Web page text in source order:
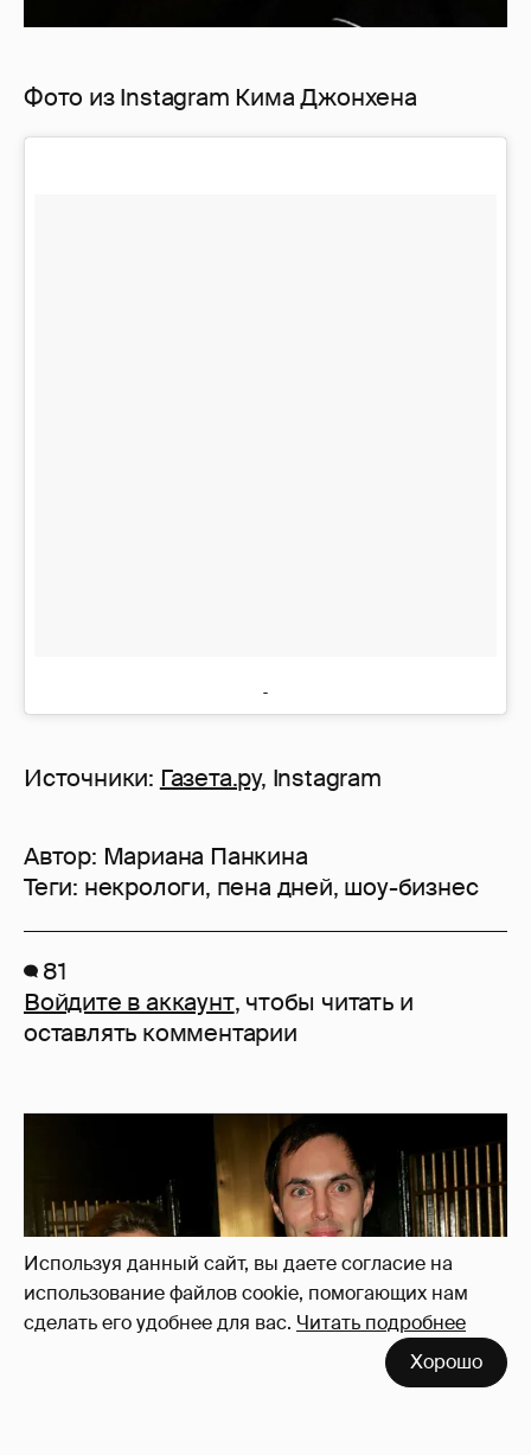
Используя данный сайт, вы даете согласие на
использование файлов cookie, помогающих нам
сделать его удобнее для вас. Читать подробнее
Хорошо
Фото из Instagram Кима Джонхена
Источники: Газета.ру, Instagram
Автор: Мариана Панкина
Теги: некрологи, пена дней, шоу-бизнес
81
Войдите в аккаунт, чтобы читать и
оставлять комментарии